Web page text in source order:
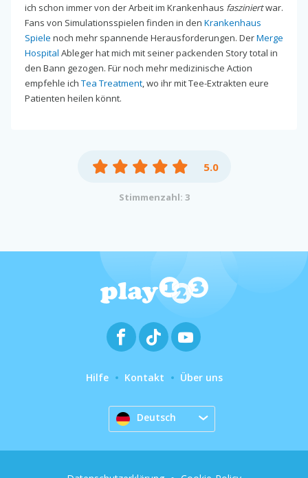
ich schon immer von der Arbeit im Krankenhaus fasziniertwar.
Fans von Simulationsspielen finden in den Krankenhaus
Spiele noch mehr spannende Herausforderungen. DerMerge
Hospital Ableger hat mich mit seiner packenden Story total in
den Bann gezogen. Für noch mehr medizinische Action
empfehle ich Tea Treatment, wo ihr mit Tee-Extrakten eure
Patienten heilen könnt.
5.0
Stimmenzahl: 3
Hilfe Kontakt Über uns
Deutsch